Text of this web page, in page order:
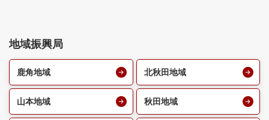
地域振興局
鹿角地域 北秋田地域
山本地域 秋田地域